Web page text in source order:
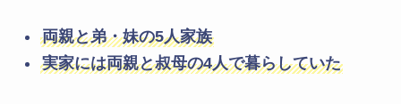
両親と弟・妹の5人家族
実家には両親と叔母の4人で暮らしていた